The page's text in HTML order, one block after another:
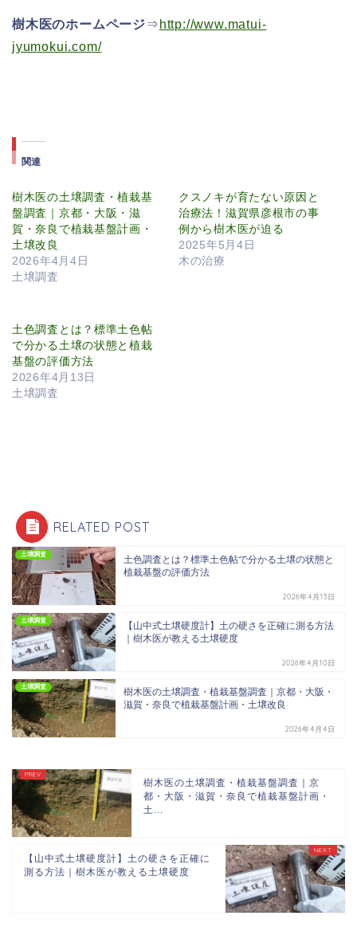
樹木医のホームページ⇒ http://www.matui-
jyumokui.com/
関連
樹木医の土壌調査・植栽基
盤調査｜京都・大阪・滋
賀・奈良で植栽基盤計画・
土壌改良
2026年4月4日
土壌調査
クスノキが育たない原因と
治療法！滋賀県彦根市の事
例から樹木医が迫る
2025年5月4日
木の治療
土色調査とは？標準土色帖
で分かる土壌の状態と植栽
基盤の評価方法
2026年4月13日
土壌調査
RELATED POST
土壌調査
土色調査とは？標準土色帖で分かる土壌の状態と
植栽基盤の評価方法
2026年4月13日
土壌調査
【山中式土壌硬度計】土の硬さを正確に測る方法
｜樹木医が教える土壌硬度
2026年4月10日
土壌調査
樹木医の土壌調査・植栽基盤調査｜京都・大阪・
滋賀・奈良で植栽基盤計画・土壌改良
2026年4月4日
樹木医の土壌調査・植栽基盤調査｜京
都・大阪・滋賀・奈良で植栽基盤計画・
土...
【山中式土壌硬度計】土の硬さを正確に
測る方法｜樹木医が教える土壌硬度